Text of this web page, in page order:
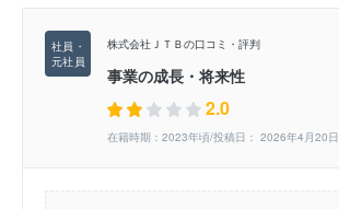
株式会社ＪＴＢの口コミ・評判
事業の成長・将来性
2.0
在籍時期：2023年頃/投稿日： 2026年4月20日